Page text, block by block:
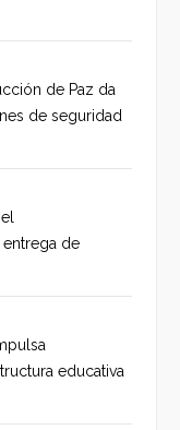
de Paz da
de seguridad
de
educativa